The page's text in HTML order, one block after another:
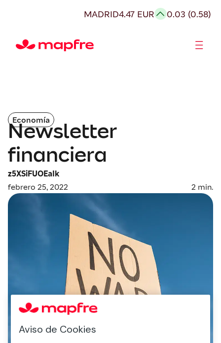
MADRID4.47 EUR 0.03 (0.58)
Economía
Newsletter
financiera
z5XSiFUOEaIk
febrero 25, 2022
2 min.
Aviso de Cookies